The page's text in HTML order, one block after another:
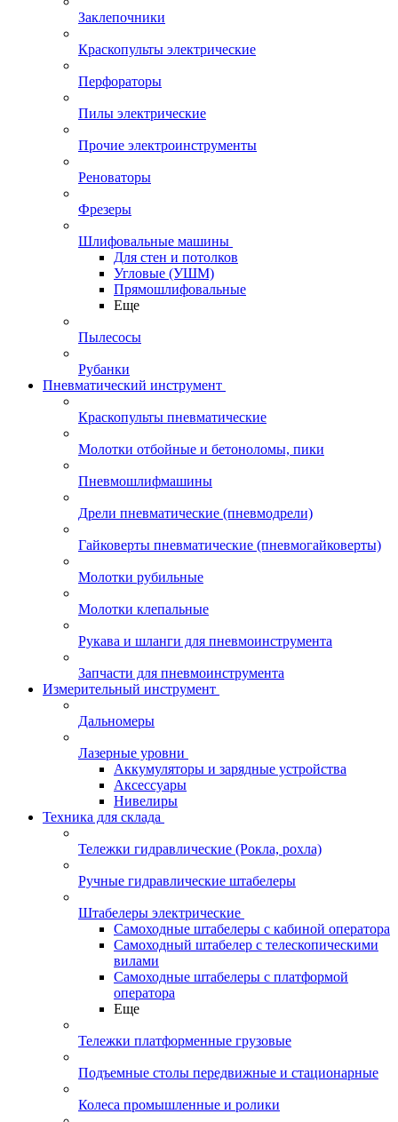
Заклепочники
Краскопульты электрические
Перфораторы
Пилы электрические
Прочие электроинструменты
Реноваторы
Фрезеры
Шлифовальные машины
Для стен и потолков
Угловые (УШМ)
Прямошлифовальные
Еще
Пылесосы
Рубанки
Пневматический инструмент
Краскопульты пневматические
Молотки отбойные и бетоноломы, пики
Пневмошлифмашины
Дрели пневматические (пневмодрели)
Гайковерты пневматические (пневмогайковерты)
Молотки рубильные
Молотки клепальные
Рукава и шланги для пневмоинструмента
Запчасти для пневмоинструмента
Измерительный инструмент
Дальномеры
Лазерные уровни
Аккумуляторы и зарядные устройства
Аксессуары
Нивелиры
Техника для склада
Тележки гидравлические (Рокла, рохла)
Ручные гидравлические штабелеры
Штабелеры электрические
Самоходные штабелеры с кабиной оператора
Самоходный штабелер с телескопическими
вилами
Самоходные штабелеры с платформой
оператора
Еще
Тележки платформенные грузовые
Подъемные столы передвижные и стационарные
Колеса промышленные и ролики